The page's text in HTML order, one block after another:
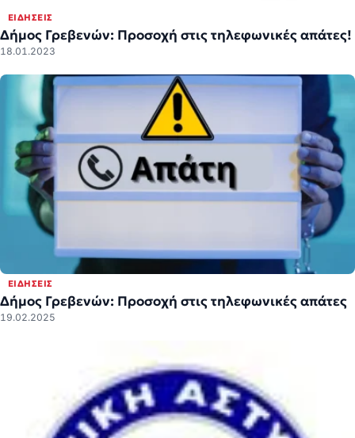
ΕΙΔΉΣΕΙΣ
Δήμος Γρεβενών: Προσοχή στις τηλεφωνικές απάτες!
18.01.2023
ΕΙΔΉΣΕΙΣ
Δήμος Γρεβενών: Προσοχή στις τηλεφωνικές απάτες
19.02.2025